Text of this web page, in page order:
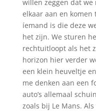
willen zeggen dat we
elkaar aan en
íemand is die deze
het zijn. We sturen
rechtuitloopt als het
horizon hier verder
een klein heuveltje
me denken aan een
auto’s allemaal
zoals bij Le Mans.